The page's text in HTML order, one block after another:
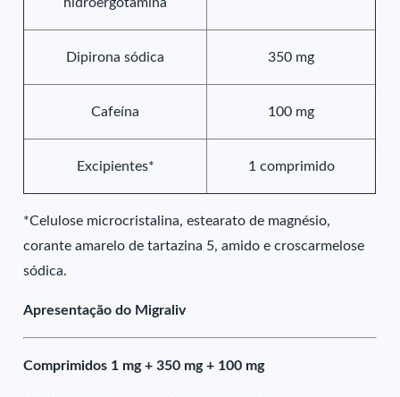
Dipirona sódica 350 mg
Cafeína 100 mg
Excipientes* 1 comprimido
*Celulose microcristalina, estearato de magnésio,
corante amarelo de tartazina 5, amido e croscarmelose
sódica.
Apresentação do Migraliv
Comprimidos 1 mg + 350 mg + 100 mg